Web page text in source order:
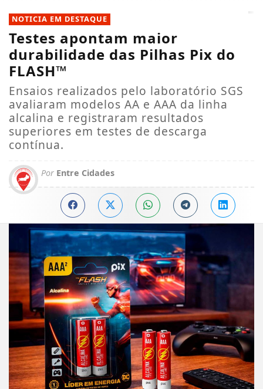
NOTICIA EM DESTAQUE
Testes apontam maior
durabilidade das Pilhas Pix do
FLASH™
Ensaios realizados pelo laboratório SGS
avaliaram modelos AA e AAA da linha
alcalina e registraram resultados
superiores em testes de descarga
contínua.
Por Entre Cidades